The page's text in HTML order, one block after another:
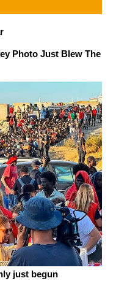
Photo Just Blew The
just begun